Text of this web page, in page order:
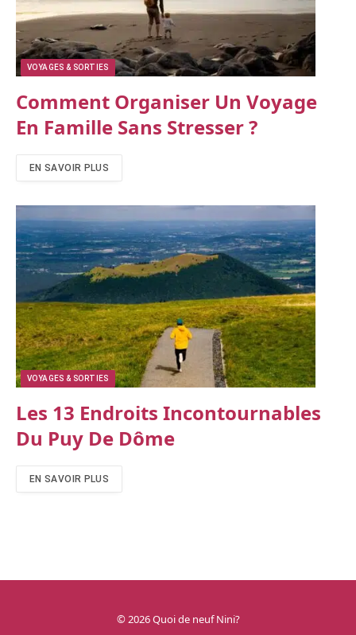
VOYAGES & SORTIES
Comment Organiser Un Voyage
En Famille Sans Stresser ?
EN SAVOIR PLUS
VOYAGES & SORTIES
Les 13 Endroits Incontournables
Du Puy De Dôme
EN SAVOIR PLUS
© 2026 Quoi de neuf Nini?